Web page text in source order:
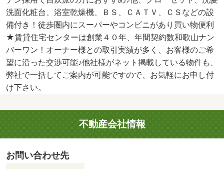
洗面化粧台、浴室乾燥機、ＢＳ、ＣＡＴＶ、ＣＳなどの設
備付き！徒歩圏内にスーパーやコンビニがあり買い物便利
★賃貸住宅センターは創業４０年、年間契約数和歌山ナン
バーワン！オーナー様との取引実績が多く、お客様のご希
望に沿った交渉可能♪他社様がネット掲載している物件も、
弊社で一括してご案内が可能ですので、お気軽にお申し付
け下さい。
不動産会社情報
お問い合わせ先